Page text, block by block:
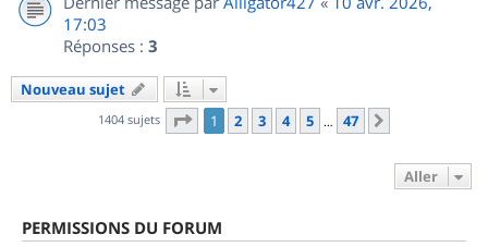
17:03
Réponses : 3
Nouveau sujet
1404 sujets Page 1sur
1 2 3 4 5 … 47
Aller
PERMISSIONS DU FORUM